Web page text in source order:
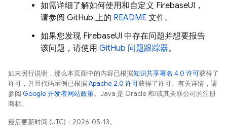
如需详细了解如何使用和自定义 FirebaseUI，
请参阅 GitHub 上的 README 文件。
如果您发现 FirebaseUI 中存在问题并想要报告
该问题，请使用 GitHub 问题跟踪器。
如未另行说明，那么本页面中的内容已根据知识共享署名 4.0 许可获得了
许可，并且代码示例已根据Apache 2.0 许可获得了许可。有关详情，请
参阅 Google 开发者网站政策。Java 是 Oracle 和/或其关联公司的注册
商标。
最后更新时间 (UTC)：2026-05-13。